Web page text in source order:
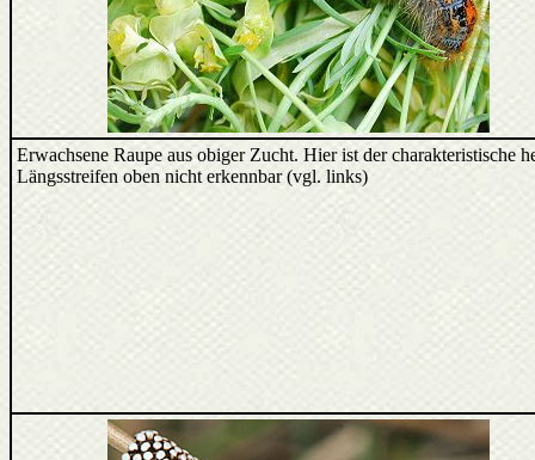
Erwachsene Raupe aus obiger Zucht. Hier ist der charakteristische
Längsstreifen oben nicht erkennbar (vgl. links)